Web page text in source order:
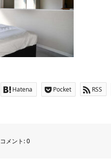
Hatena Pocket RSS
コメント:0